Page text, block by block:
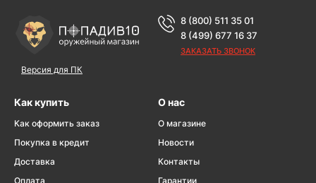
Версия для ПК
8 (800) 511 35 01
8 (499) 677 16 37
ЗАКАЗАТЬ ЗВОНОК
Как купить
Как оформить заказ
Покупка в кредит
Доставка
Оплата
О нас
О магазине
Новости
Контакты
Гарантии